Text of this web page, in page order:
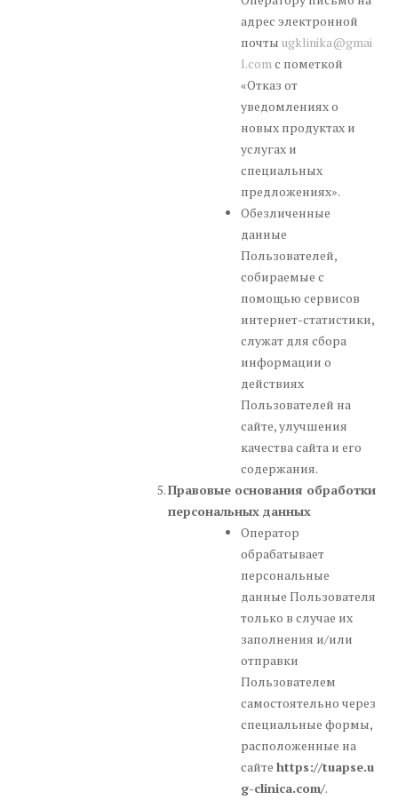
адрес электронной
почты ugklinika@gmai
l.comс пометкой
«Отказ от
уведомлениях о
новых продуктах и
услугах и
специальных
предложениях».
Обезличенные
данные
Пользователей,
собираемые с
помощью сервисов
интернет-статистики,
служат для сбора
информации о
действиях
Пользователей на
сайте, улучшения
качества сайта и его
содержания.
Правовые основания обработки
персональных данных
Оператор
обрабатывает
персональные
данные Пользователя
только в случае их
заполнения и/или
отправки
Пользователем
самостоятельно через
специальные формы,
расположенные на
сайте https://tuapse.u
g-clinica.com/.